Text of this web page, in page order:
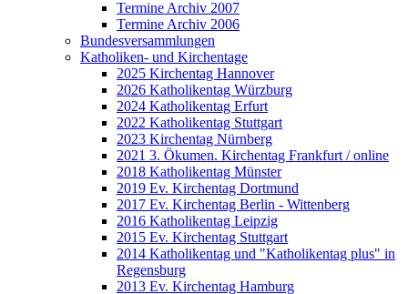
Termine Archiv 2007
Termine Archiv 2006
Bundesversammlungen
Katholiken- und Kirchentage
2025 Kirchentag Hannover
2026 Katholikentag Würzburg
2024 Katholikentag Erfurt
2022 Katholikentag Stuttgart
2023 Kirchentag Nürnberg
2021 3. Ökumen. Kirchentag Frankfurt / online
2018 Katholikentag Münster
2019 Ev. Kirchentag Dortmund
2017 Ev. Kirchentag Berlin - Wittenberg
2016 Katholikentag Leipzig
2015 Ev. Kirchentag Stuttgart
2014 Katholikentag und "Katholikentag plus" in
Regensburg
2013 Ev. Kirchentag Hamburg